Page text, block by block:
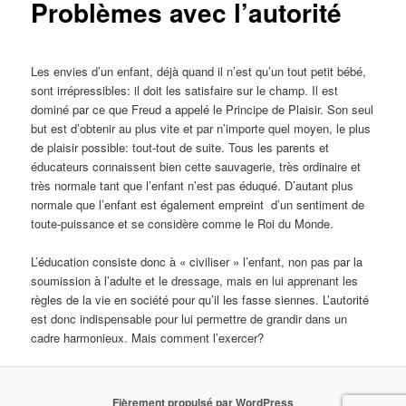
Problèmes avec l’autorité
Les envies d’un enfant, déjà quand il n’est qu’un tout petit bébé,
sont irrépressibles: il doit les satisfaire sur le champ. Il est
dominé par ce que Freud a appelé le Principe de Plaisir. Son seul
but est d’obtenir au plus vite et par n’importe quel moyen, le plus
de plaisir possible: tout-tout de suite. Tous les parents et
éducateurs connaissent bien cette sauvagerie, très ordinaire et
très normale tant que l’enfant n’est pas éduqué. D’autant plus
normale que l’enfant est également empreint d’un sentiment de
toute-puissance et se considère comme le Roi du Monde.
L’éducation consiste donc à « civiliser » l’enfant, non pas par la
soumission à l’adulte et le dressage, mais en lui apprenant les
règles de la vie en société pour qu’il les fasse siennes. L’autorité
est donc indispensable pour lui permettre de grandir dans un
cadre harmonieux. Mais comment l’exercer?
Fièrement propulsé par WordPress